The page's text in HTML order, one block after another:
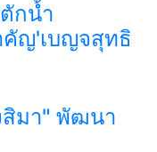
กน้ำ
คัญ'เบญจสุทธิ
สิมา" พัฒนา